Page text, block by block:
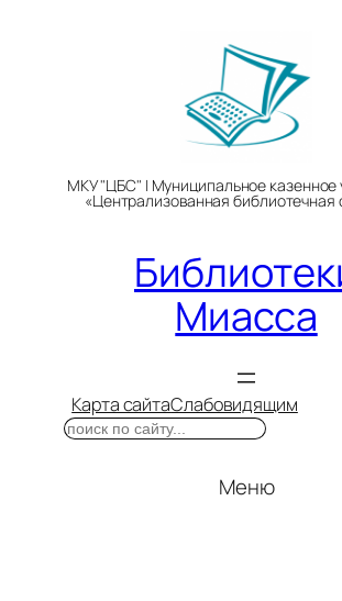
МКУ "ЦБС" | Муниципальное казенное
«Централизованная библиотечная
Миасса
Карта сайтаСлабовидящим
Поиск
Меню